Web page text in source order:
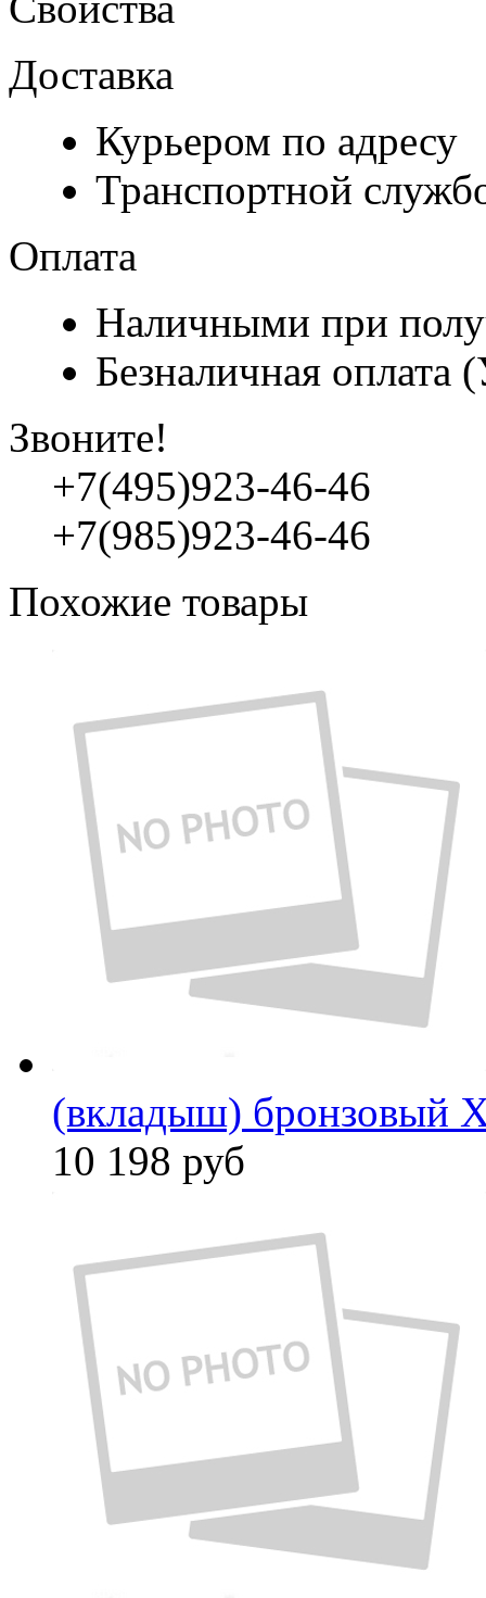
Доставка
Курьером по адресу
Транспортной
Оплата
Наличными при
Безналичная
Звоните!
+7(495)923-46-46
+7(985)923-46-46
Похожие товары
(вкладыш) бронзовый
10 198 руб